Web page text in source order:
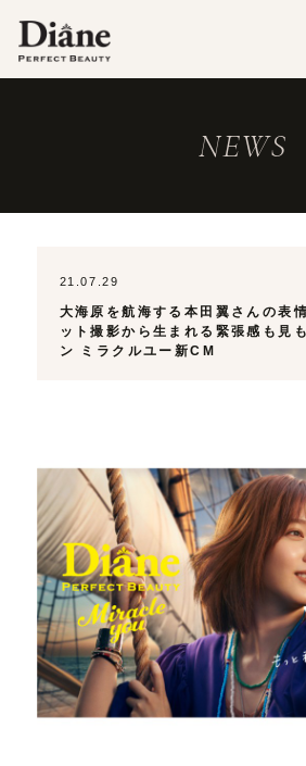
NEWS
21.07.29
大海原を航海する本田翼さんの表
ット撮影から生まれる緊張感も見
ン ミラクルユー新CM